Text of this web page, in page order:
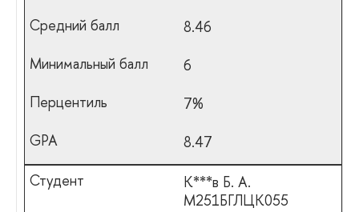
8.46
6
7%
8.47
К***в Б. А.
М251БГЛЦК055